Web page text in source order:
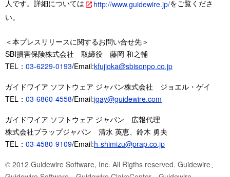
人です。詳細については
http://www.guidewire.jp/をご覧くださ
い。
＜本プレスリリースに関するお問い合せ先＞
SBI損害保険株式会社 取締役 藤岡 和之輔
TEL： 03-6229-0193/Email:kfujioka@sbisonpo.co.jp
ガイドワイア ソフトウェア ジャパン株式会社 ジョエル・ゲイ
TEL： 03-6860-4558/Email:jgay@guidewire.com
ガイドワイア ソフトウェア ジャパン 広報代理
株式会社プラップジャパン 清水 英恵、鈴木 勇夫
TEL： 03-4580-9109/Email:h-shimizu@prap.co.jp
© 2012 Guidewire Software, Inc. All Rigths reserved. Guidewire、